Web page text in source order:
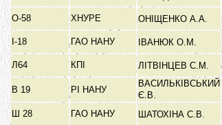
О-58 ХНУРЕ ОНІЩЕНКО А.А.
І-18 ГАО НАНУ ІВАНЮК О.М.
Л64 КПІ ЛІТВІНЦЕВ С.М.
В 19 РІ НАНУ
ВАСИЛЬКІВСЬКИЙ
Є.В.
Ш 28 ГАО НАНУ ШАТОХІНА С.В.